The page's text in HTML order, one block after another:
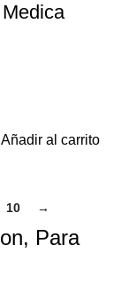
Añadir al carrito
10 →
Para